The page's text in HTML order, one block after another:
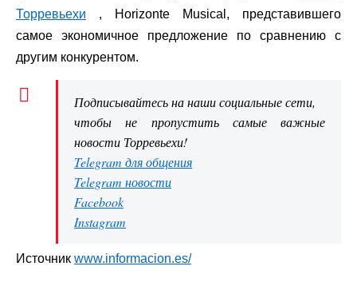
Торревьехи , Horizonte Musical, представившего
самое экономичное предложение по сравнению с
другим конкурентом.
Подписывайтесь на наши социальные сети,
чтобы не пропустить самые важные
новости Торревьехи!
Telegram для общения
Telegram новости
Facebook
Instagram
Источник www.informacion.es/